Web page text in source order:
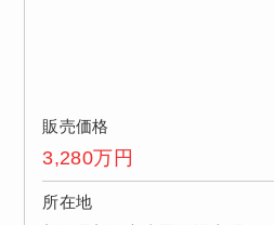
販売価格
3,280万円
所在地